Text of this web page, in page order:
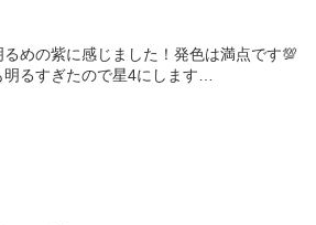
めの紫に感じました！発色は満点です💯
るすぎたので星4にします…